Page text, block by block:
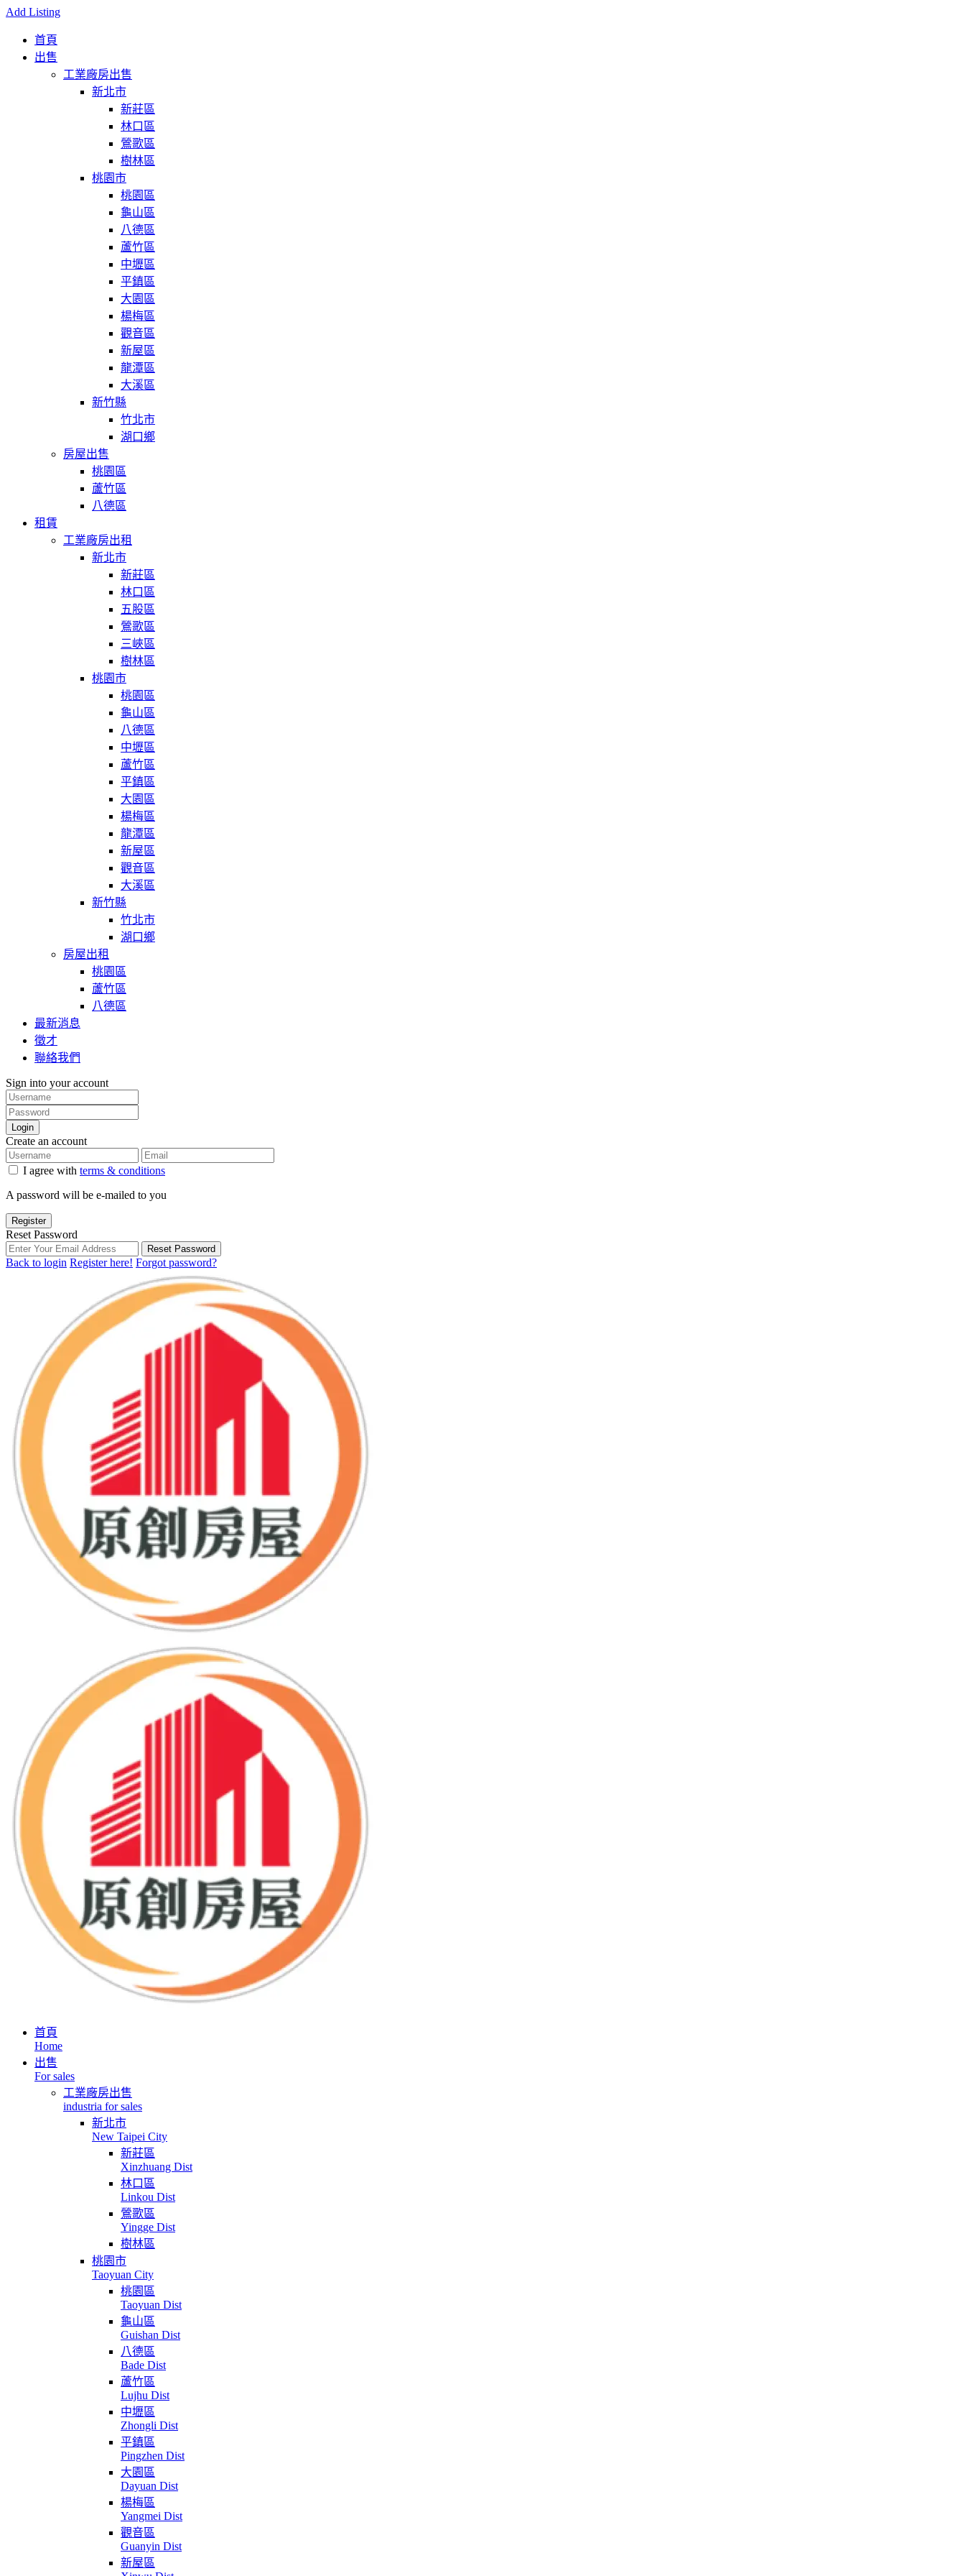
Add Listing
首頁
出售
工業廠房出售
新北市
新莊區
林口區
鶯歌區
樹林區
桃園市
桃園區
龜山區
八德區
蘆竹區
中壢區
平鎮區
大園區
楊梅區
觀音區
新屋區
龍潭區
大溪區
新竹縣
竹北市
湖口鄉
房屋出售
桃園區
蘆竹區
八德區
租賃
工業廠房出租
新北市
新莊區
林口區
五股區
鶯歌區
三峽區
樹林區
桃園市
桃園區
龜山區
八德區
中壢區
蘆竹區
平鎮區
大園區
楊梅區
龍潭區
新屋區
觀音區
大溪區
新竹縣
竹北市
湖口鄉
房屋出租
桃園區
蘆竹區
八德區
最新消息
徵才
聯絡我們
Sign into your account
Login
Create an account
I agree with terms & conditions
A password will be e-mailed to you
Register
Reset Password
Reset Password
Back to login Register here! Forgot password?
首頁
Home
出售
For sales
工業廠房出售
industria for sales
新北市
New Taipei City
新莊區
Xinzhuang Dist
林口區
Linkou Dist
鶯歌區
Yingge Dist
樹林區
桃園市
Taoyuan City
桃園區
Taoyuan Dist
龜山區
Guishan Dist
八德區
Bade Dist
蘆竹區
Lujhu Dist
中壢區
Zhongli Dist
平鎮區
Pingzhen Dist
大園區
Dayuan Dist
楊梅區
Yangmei Dist
觀音區
Guanyin Dist
新屋區